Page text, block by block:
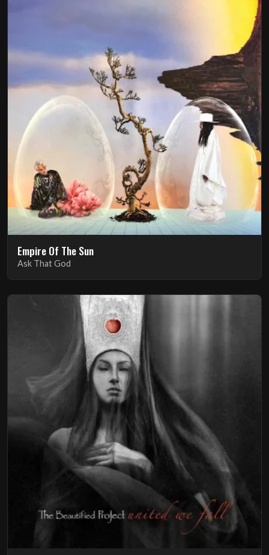
Empire Of The Sun
Ask That God